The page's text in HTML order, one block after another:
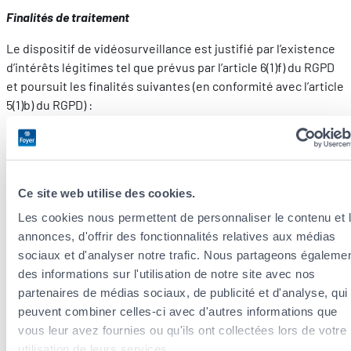
Ce site web utilise des cookies.
Les cookies nous permettent de personnaliser le contenu et
annonces, d'offrir des fonctionnalités relatives aux médias
sociaux et d'analyser notre trafic. Nous partageons
des informations sur l'utilisation de notre site avec nos
partenaires de médias sociaux, de publicité et d'analyse, qui
peuvent combiner celles-ci avec d'autres informations que
vous leur avez fournies ou qu'ils ont collectées lors de votre
Finalités de traitement
Le dispositif de vidéosurveillance est justifié par l’existence
d’intérêts légitimes tel que prévus par l’article 6(1)f) du RGPD
et poursuit les finalités suivantes (en conformité avec l’article
5(1)b) du RGPD) :
limitation et de portabilité
En vertu de l’article 13 RGPD, et en tant que personne
concernée, vous disposez du droit d’accès à vos données
ainsi que les informations relatives à la finalité du traitement
pour laquelle vos données sont collectées, les catégories de
données concernées, les destinataires de vos données ainsi